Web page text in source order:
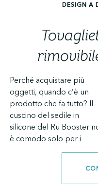
DESIGN A
Perché acquistare più
oggetti, quando c’è un
prodotto che fa tutto? Il
cuscino del sedile in
silicone del Ru Booster
è comodo solo per i
bambini più grandi, ma
funge anche da tovaglietta
adatta agli alimenti che si
stacca facilmente per la
merenda. Meno